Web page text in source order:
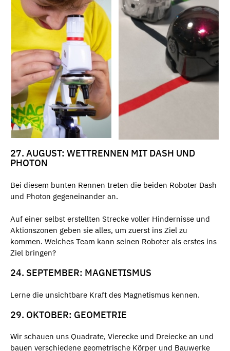
27. AUGUST: WETTRENNEN MIT DASH UND
PHOTON
Bei diesem bunten Rennen treten die beiden Roboter Dash
und Photon gegeneinander an.
Auf einer selbst erstellten Strecke voller Hindernisse und
Aktionszonen geben sie alles, um zuerst ins Ziel zu
kommen. Welches Team kann seinen Roboter als erstes ins
Ziel bringen?
24. SEPTEMBER: MAGNETISMUS
Lerne die unsichtbare Kraft des Magnetismus kennen.
29. OKTOBER: GEOMETRIE
Wir schauen uns Quadrate, Vierecke und Dreiecke an und
bauen verschiedene geometrische Körper und Bauwerke